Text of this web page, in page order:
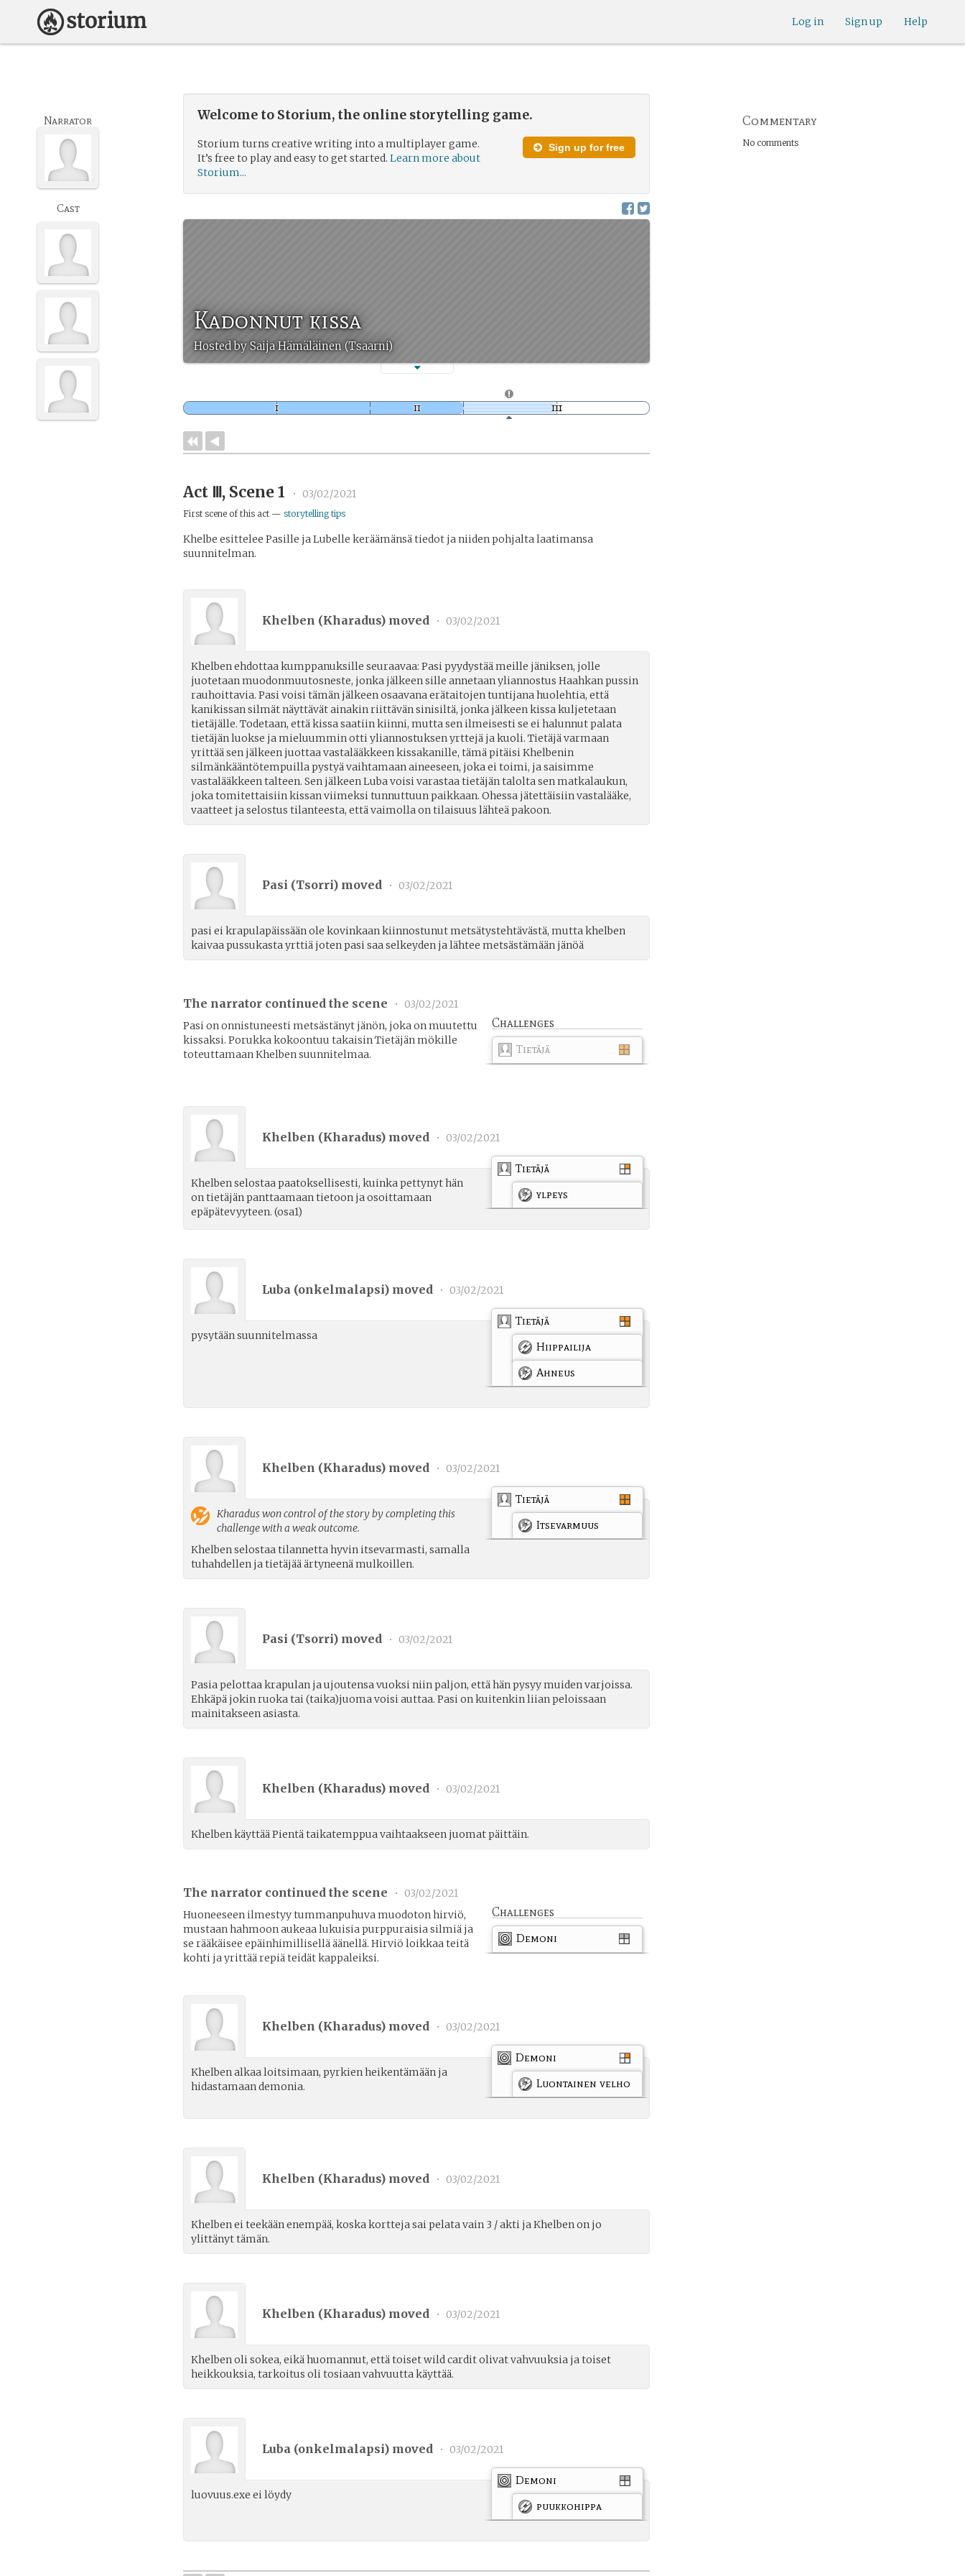
Help
Sign up
Log in
Welcome to Storium, the online storytelling game.
Sign up for free
Storium turns creative writing into a multiplayer game.
It’s free to play and easy to get started.Learn more about
Storium...
Kadonnut kissa
Hosted by Saija Hämäläinen (Tsaarni)
Narrator
Cast
Act Ⅲ, Scene 1 • 03/02/2021
First scene of this act —storytelling tips
Khelbe esittelee Pasille ja Lubelle keräämänsä tiedot ja niiden pohjalta laatimansa
suunnitelman.
Khelben (Kharadus) moved • 03/02/2021
Khelben ehdottaa kumppanuksille seuraavaa: Pasi pyydystää meille jäniksen, jolle
juotetaan muodonmuutosneste, jonka jälkeen sille annetaan yliannostus Haahkan pussin
rauhoittavia. Pasi voisi tämän jälkeen osaavana erätaitojen tuntijana huolehtia, että
kanikissan silmät näyttävät ainakin riittävän sinisiltä, jonka jälkeen kissa kuljetetaan
tietäjälle. Todetaan, että kissa saatiin kiinni, mutta sen ilmeisesti se ei halunnut palata
tietäjän luokse ja mieluummin otti yliannostuksen yrttejä ja kuoli. Tietäjä varmaan
yrittää sen jälkeen juottaa vastalääkkeen kissakanille, tämä pitäisi Khelbenin
silmänkääntötempuilla pystyä vaihtamaan aineeseen, joka ei toimi, ja saisimme
vastalääkkeen talteen. Sen jälkeen Luba voisi varastaa tietäjän talolta sen matkalaukun,
joka tomitettaisiin kissan viimeksi tunnuttuun paikkaan. Ohessa jätettäisiin vastalääke,
vaatteet ja selostus tilanteesta, että vaimolla on tilaisuus lähteä pakoon.
Pasi (Tsorri) moved • 03/02/2021
pasi ei krapulapäissään ole kovinkaan kiinnostunut metsätystehtävästä, mutta khelben
kaivaa pussukasta yrttiä joten pasi saa selkeyden ja lähtee metsästämään jänöä
The narrator continued the scene • 03/02/2021
Challenges
Tietäjä
Pasi on onnistuneesti metsästänyt jänön, joka on muutettu
kissaksi. Porukka kokoontuu takaisin Tietäjän mökille
toteuttamaan Khelben suunnitelmaa.
Khelben (Kharadus) moved • 03/02/2021
Tietäjä
ylpeys
Khelben selostaa paatoksellisesti, kuinka pettynyt hän
on tietäjän panttaamaan tietoon ja osoittamaan
epäpätevyyteen. (osa1)
Luba (onkelmalapsi) moved • 03/02/2021
Tietäjä
Hiippailija
Ahneus
pysytään suunnitelmassa
Khelben (Kharadus) moved • 03/02/2021
Tietäjä
Itsevarmuus
Kharaduswon control of the story by completing this
challenge with a weak outcome.
Khelben selostaa tilannetta hyvin itsevarmasti, samalla
tuhahdellen ja tietäjää ärtyneenä mulkoillen.
Pasi (Tsorri) moved • 03/02/2021
Pasia pelottaa krapulan ja ujoutensa vuoksi niin paljon, että hän pysyy muiden varjoissa.
Ehkäpä jokin ruoka tai (taika)juoma voisi auttaa. Pasi on kuitenkin liian peloissaan
mainitakseen asiasta.
Khelben (Kharadus) moved • 03/02/2021
Khelben käyttää Pientä taikatemppua vaihtaakseen juomat päittäin.
The narrator continued the scene • 03/02/2021
Challenges
Demoni
Huoneeseen ilmestyy tummanpuhuva muodoton hirviö,
mustaan hahmoon aukeaa lukuisia purppuraisia silmiä ja
se rääkäisee epäinhimillisellä äänellä. Hirviö loikkaa teitä
kohti ja yrittää repiä teidät kappaleiksi.
Khelben (Kharadus) moved • 03/02/2021
Demoni
Luontainen velho
Khelben alkaa loitsimaan, pyrkien heikentämään ja
hidastamaan demonia.
Khelben (Kharadus) moved • 03/02/2021
Khelben ei teekään enempää, koska kortteja sai pelata vain 3 / akti ja Khelben on jo
ylittänyt tämän.
Khelben (Kharadus) moved • 03/02/2021
Khelben oli sokea, eikä huomannut, että toiset wild cardit olivat vahvuuksia ja toiset
heikkouksia, tarkoitus oli tosiaan vahvuutta käyttää.
Luba (onkelmalapsi) moved • 03/02/2021
Demoni
puukkohippa
luovuus.exe ei löydy
Commentary
No comments